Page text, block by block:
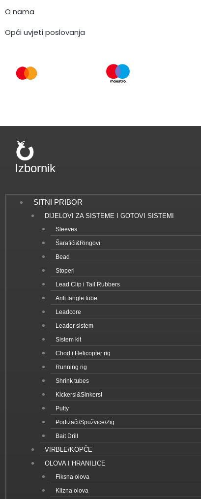
O nama
Opći uvjeti poslovanja
Izbornik
SITNI PRIBOR
DIJELOVI ZA SISTEME I GOTOVI SISTEMI
Sleeves
Šarafići&Ringovi
Bead
Stoperi
Lead Clip i Tail Rubbers
Anti tangle tube
Leadcore
Leader sistem
Sistem kit
Chod i Helicopter rig
Running rig
Shrink tubes
Kickersi&Sinkersi
Putty
Podizači/Spužvice/Zig
Bait Drill
VIRBLE/KOPČE
OLOVA I HRANILICE
Fiksna olova
Klizna olova